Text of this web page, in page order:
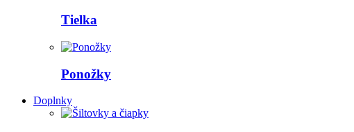
Tielka
Ponožky
Doplnky